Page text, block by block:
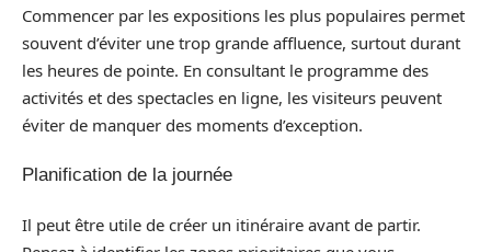
Commencer par les expositions les plus populaires permet
souvent d’éviter une trop grande affluence, surtout durant
les heures de pointe. En consultant le programme des
activités et des spectacles en ligne, les visiteurs peuvent
éviter de manquer des moments d’exception.
Planification de la journée
Il peut être utile de créer un itinéraire avant de partir.